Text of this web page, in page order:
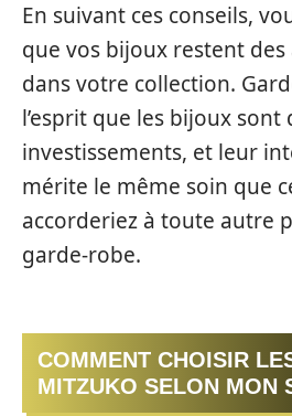
En suivant ces conseils,
que vos bijoux restent
dans votre collection.
l’esprit que les bijoux sont
investissements, et leur
mérite le même soin que
accorderiez à toute autre
garde-robe.
COMMENT CHOISIR
MITZUKO SELON MON